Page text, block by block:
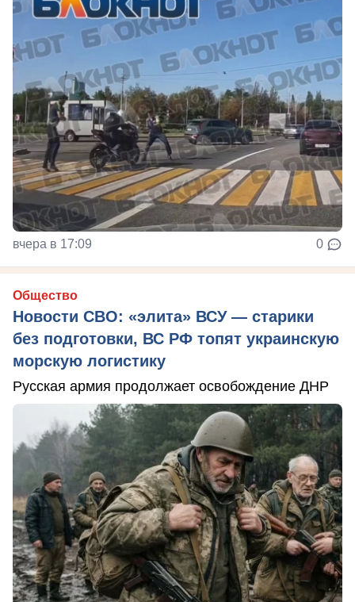
вчера в 17:09 0
Общество
Новости СВО: «элита» ВСУ — старики
без подготовки, ВС РФ топят украинскую
морскую логистику
Русская армия продолжает освобождение ДНР